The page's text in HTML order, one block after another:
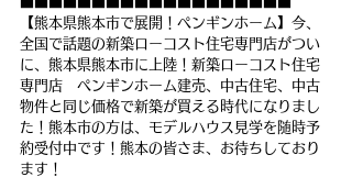
【熊本県熊本市で展開！ペンギンホーム】今、
全国で話題の新築ローコスト住宅専門店がつい
に、熊本県熊本市に上陸！新築ローコスト住宅
専門店　ペンギンホーム建売、中古住宅、中古
物件と同じ価格で新築が買える時代になりまし
た！熊本市の方は、モデルハウス見学を随時予
約受付中です！熊本の皆さま、お待ちしており
ます！